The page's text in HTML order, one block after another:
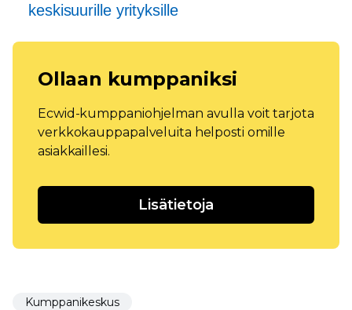
keskisuurille yrityksille
Ollaan kumppaniksi
Ecwid-kumppaniohjelman avulla voit tarjota
verkkokauppapalveluita helposti omille
asiakkaillesi.
Lisätietoja
Kumppanikeskus